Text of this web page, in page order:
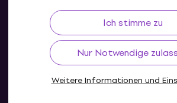
Ich stimme zu
Nur Notwendige
Weitere Informationen und